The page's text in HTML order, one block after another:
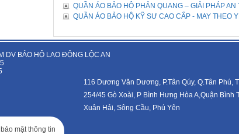
QUẦN ÁO BẢO HỘ PHẢN QUANG – GIẢI PHÁP
QUẦN ÁO BẢO HỘ KỸ SƯ CAO CẤP - MAY THEO
DV BẢO HỘ LAO ĐỘNG LỘC AN
116 Dương Văn Dương, P.Tân Qúy, Q.Tân Phú,
254/45 Gò Xoài, P Bình Hưng Hòa A,Quận Bình
Xuân Hải, Sông Cầu, Phú Yên
mật thông tin